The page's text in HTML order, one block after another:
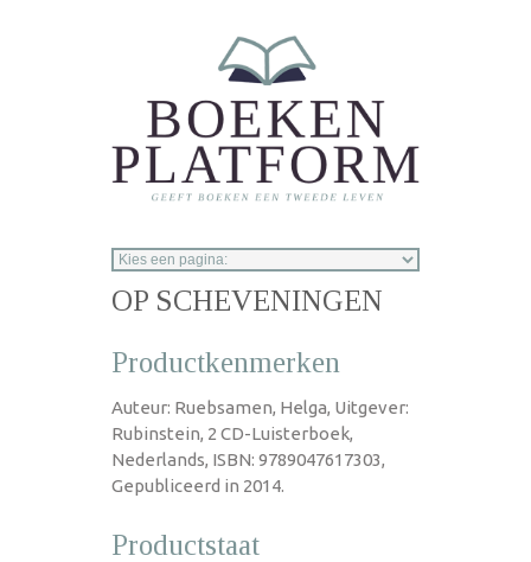
OP SCHEVENINGEN
Productkenmerken
Auteur: Ruebsamen, Helga, Uitgever:
Rubinstein, 2 CD-Luisterboek,
Nederlands, ISBN: 9789047617303,
Gepubliceerd in 2014.
Productstaat